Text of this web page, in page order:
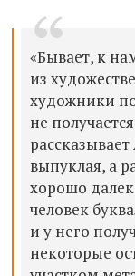
«Бывает, к
из
художники
не
выпуклая, а
хорошо
человек
и у него
некоторые